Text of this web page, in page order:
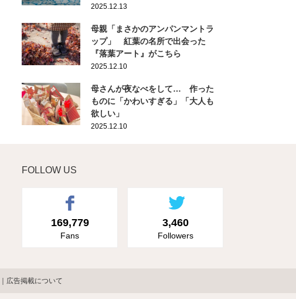
2025.12.13
母親「まさかのアンパンマントラ
ップ」 紅葉の名所で出会った
『落葉アート』がこちら
2025.12.10
母さんが夜なべをして… 作った
ものに「かわいすぎる」「大人も
欲しい」
2025.12.10
FOLLOW US
169,779
Fans
3,460
Followers
広告掲載について